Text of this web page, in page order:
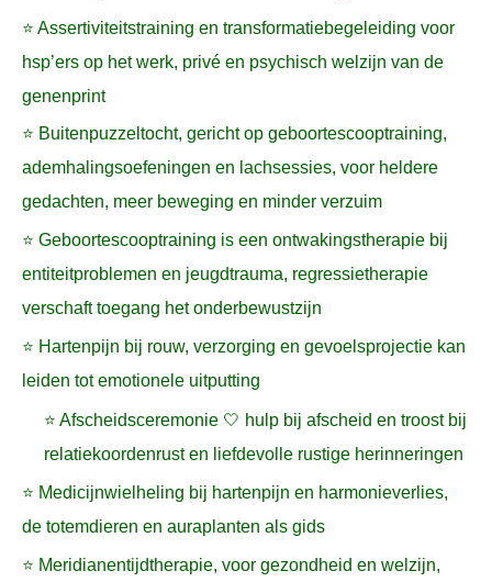
⭐ Assertiviteitstraining en transformatiebegeleiding voor
hsp’ers op het werk, privé en psychisch welzijn van de
genenprint
⭐ Buitenpuzzeltocht, gericht op geboortescooptraining,
ademhalingsoefeningen en lachsessies, voor heldere
gedachten, meer beweging en minder verzuim
⭐ Geboortescooptraining is een ontwakingstherapie bij
entiteitproblemen en jeugdtrauma, regressietherapie
verschaft toegang het onderbewustzijn
⭐ Hartenpijn bij rouw, verzorging en gevoelsprojectie kan
leiden tot emotionele uitputting
⭐ Afscheidsceremonie 🤍 hulp bij afscheid en troost bij
relatiekoordenrust en liefdevolle rustige herinneringen
⭐ Medicijnwielheling bij hartenpijn en harmonieverlies,
de totemdieren en auraplanten als gids
⭐ Meridianentijdtherapie, voor gezondheid en welzijn,